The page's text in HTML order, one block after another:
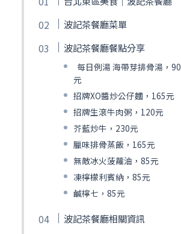
波記茶餐廳菜單
波記茶餐廳餐點分享
每日例湯 海帶芽排骨湯，90
元
招牌XO醬炒公仔麵，165元
招牌生滾牛肉粥，120元
芥藍炒牛，230元
臘味排骨蒸飯，165元
無敵冰火菠蘿油，85元
凍檸檬利賓納，85元
鹹檸七，85元
波記茶餐廳相關資訊